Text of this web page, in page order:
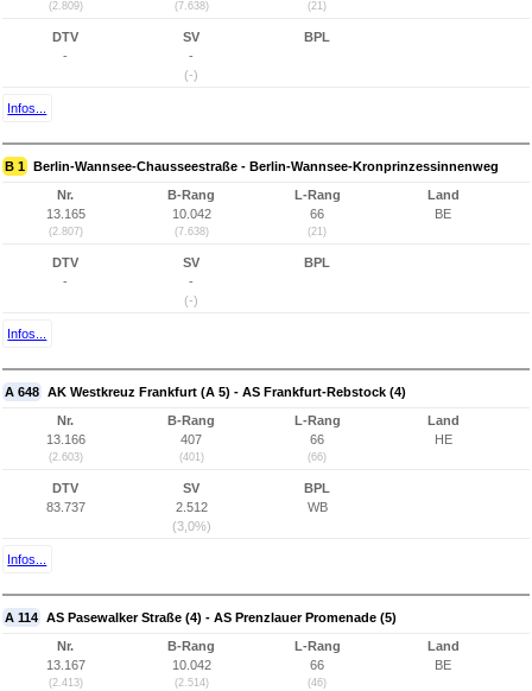
(2.809) (7.638) (21)
DTV
-
SV
-
(-)
BPL
Infos...
B 1 Berlin-Wannsee-Chausseestraße - Berlin-Wannsee-Kronprinzessinnenweg
Nr.
13.165
(2.807)
B-Rang
10.042
(7.638)
L-Rang
66
(21)
Land
BE
DTV
-
SV
-
(-)
BPL
Infos...
A 648 AK Westkreuz Frankfurt (A 5) - AS Frankfurt-Rebstock (4)
Nr.
13.166
(2.603)
B-Rang
407
(401)
L-Rang
66
(66)
Land
HE
DTV
83.737
SV
2.512
(3,0%)
BPL
WB
Infos...
A 114 AS Pasewalker Straße (4) - AS Prenzlauer Promenade (5)
Nr.
13.167
(2.413)
B-Rang
10.042
(2.514)
L-Rang
66
(46)
Land
BE